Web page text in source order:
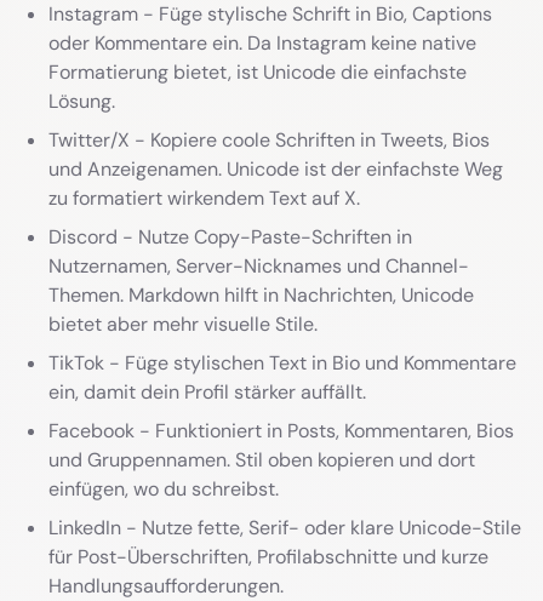
Instagram - Füge stylische Schrift in Bio, Captions
oder Kommentare ein. Da Instagram keine native
Formatierung bietet, ist Unicode die einfachste
Lösung.
Twitter/X - Kopiere coole Schriften in Tweets, Bios
und Anzeigenamen. Unicode ist der einfachste Weg
zu formatiert wirkendem Text auf X.
Discord - Nutze Copy-Paste-Schriften in
Nutzernamen, Server-Nicknames und Channel-
Themen. Markdown hilft in Nachrichten, Unicode
bietet aber mehr visuelle Stile.
TikTok - Füge stylischen Text in Bio und Kommentare
ein, damit dein Profil stärker auffällt.
Facebook - Funktioniert in Posts, Kommentaren, Bios
und Gruppennamen. Stil oben kopieren und dort
einfügen, wo du schreibst.
LinkedIn - Nutze fette, Serif- oder klare Unicode-Stile
für Post-Überschriften, Profilabschnitte und kurze
Handlungsaufforderungen.